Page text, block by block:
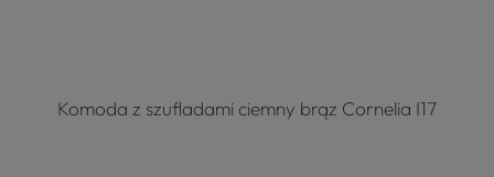
Komoda z szufladami ciemny brąz Cornelia I17